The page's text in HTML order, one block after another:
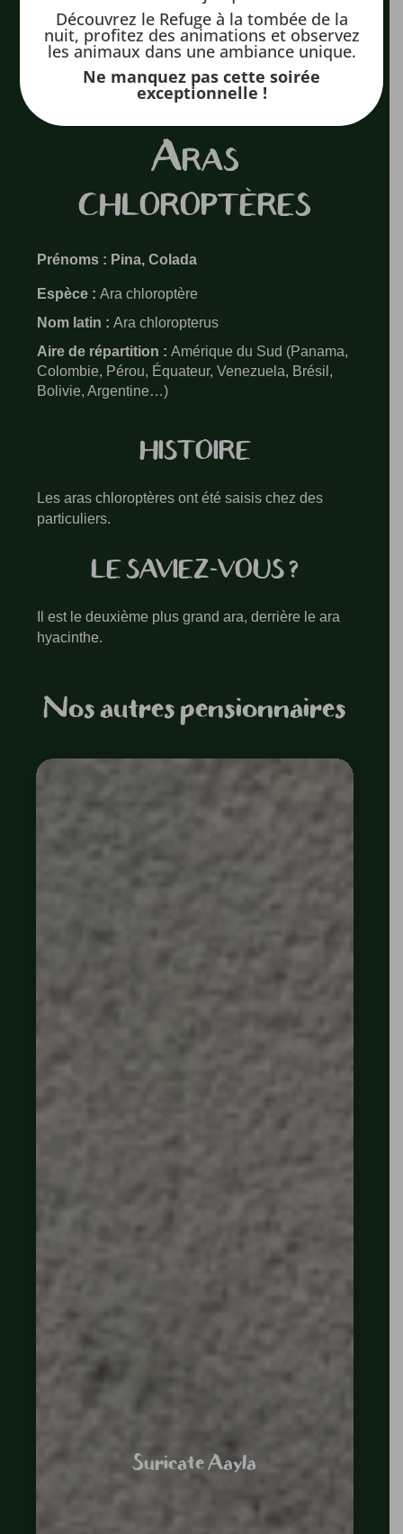
Aras
chloroptères
Prénoms : Pina, Colada
Espèce :Ara chloroptère
Nom latin :Ara chloropterus
Aire de répartition :Amérique du Sud (Panama,
Colombie, Pérou, Équateur, Venezuela, Brésil,
Bolivie, Argentine…)
HISTOIRE
Les aras chloroptères ont été saisis chez des
particuliers.
LE SAVIEZ-VOUS ?
Il est le deuxième plus grand ara, derrière le ara
hyacinthe.
Nos autres pensionnaires
Suricate Aayla
Découvrez le Refuge à la tombée de la
nuit, profitez des animations et observez
les animaux dans une ambiance unique.
Ne manquez pas cette soirée
exceptionnelle !